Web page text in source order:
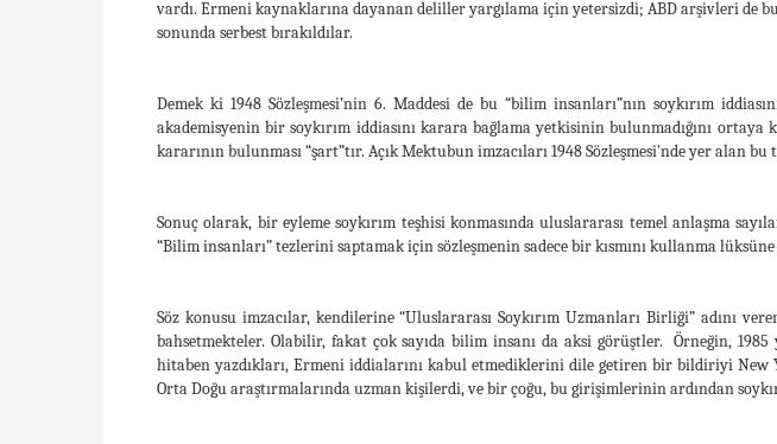
vardı. Ermeni kaynaklarına dayanan deliller yargılama için yetersizdi; ABD arşivleri de
sonunda serbest bırakıldılar.
Demek ki 1948 Sözleşmesi’nin 6. Maddesi de bu “bilim insanları”nın soykırım
akademisyenin bir soykırım iddiasını karara bağlama yetkisinin bulunmadığını
kararının bulunması “şart”tır. Açık Mektubun imzacıları 1948 Sözleşmesi'nde yer alan
Sonuç olarak, bir eyleme soykırım teşhisi konmasında uluslararası temel anlaşma
“Bilim insanları” tezlerini saptamak için sözleşmenin sadece bir kısmını kullanma
Söz konusu imzacılar, kendilerine “Uluslararası Soykırım Uzmanları Birliği” adını
bahsetmekteler. Olabilir, fakat çok sayıda bilim insanı da aksi görüştler. Örneğin,
hitaben yazdıkları, Ermeni iddialarını kabul etmediklerini dile getiren bir bildiriyi New
Orta Doğu araştırmalarında uzman kişilerdi, ve bir çoğu, bu girişimlerinin ardından